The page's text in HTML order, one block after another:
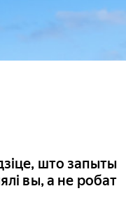
што запыты
вы, а не робат